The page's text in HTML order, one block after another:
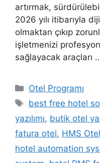
artırmak,
2026 yılı itibarıyla
olmaktan çıkıp
işletmenizi
sağlayacak araçları
Kategoriler
Otel Programı
Etiketler
best free hotel
yazılımı, butik otel
fatura otel, HMS
hotel automation